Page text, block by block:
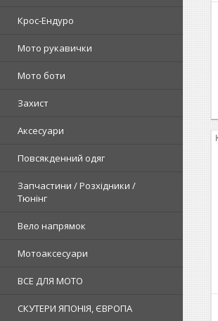
Крос-Ендуро
Мото рукавички
Мото боти
Захист
Аксесуари
Повсякденний одяг
Запчастини / Розхідники /
Тюнінг
Вело напрямок
Мотоаксесуари
ВСЕ ДЛЯ МОТО
СКУТЕРИ ЯПОНІЯ, ЄВРОПА